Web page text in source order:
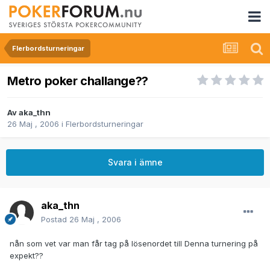
Flerbordsturneringar
Metro poker challange??
Avaka_thn
26 Maj , 2006 i Flerbordsturneringar
Svara i ämne
aka_thn
Postad 26 Maj , 2006
nån som vet var man får tag på lösenordet till Denna turnering på
expekt??